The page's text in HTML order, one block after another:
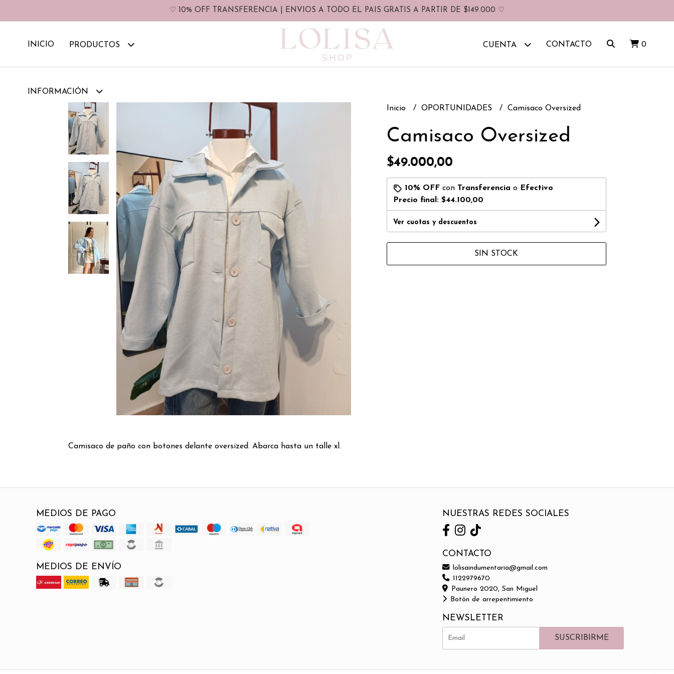
♡ 10% OFF TRANSFERENCIA | ENVIOS A TODO EL PAIS GRATIS A PARTIR DE $149.000 ♡
INICIO PRODUCTOS
INFORMACIÓN
CUENTA CONTACTO 0
Camisaco de paño con botones delante oversized. Abarca hasta un talle xl.
Inicio OPORTUNIDADES Camisaco Oversized
Camisaco Oversized
$49.000,00
10% OFFcon Transferencia o Efectivo
Precio final: $44.100,00
Ver cuotas y descuentos
SIN STOCK
MEDIOS DE PAGO
MEDIOS DE ENVÍO
NUESTRAS REDES SOCIALES
CONTACTO
lolisaindumentaria@gmail.com
1122979670
Paunero 2020, San Miguel
Botón de arrepentimiento
NEWSLETTER
SUSCRIBIRME